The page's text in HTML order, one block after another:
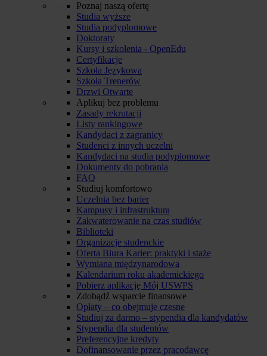
Poznaj naszą ofertę
Studia wyższe
Studia podyplomowe
Doktoraty
Kursy i szkolenia - OpenEdu
Certyfikacje
Szkoła Językowa
Szkoła Trenerów
Drzwi Otwarte
Aplikuj bez problemu
Zasady rekrutacji
Listy rankingowe
Kandydaci z zagranicy
Studenci z innych uczelni
Kandydaci na studia podyplomowe
Dokumenty do pobrania
FAQ
Studiuj komfortowo
Uczelnia bez barier
Kampusy i infrastruktura
Zakwaterowanie na czas studiów
Biblioteki
Organizacje studenckie
Oferta Biura Karier: praktyki i staże
Wymiana międzynarodowa
Kalendarium roku akademickiego
Pobierz aplikację Mój USWPS
Zdobądź wsparcie finansowe
Opłaty – co obejmuje czesne
Studiuj za darmo – stypendia dla kandydatów
Stypendia dla studentów
Preferencyjne kredyty
Dofinansowanie przez pracodawcę